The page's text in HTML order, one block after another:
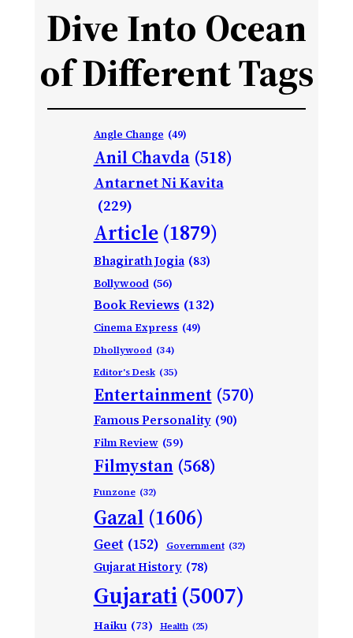
Dive Into Ocean
of Different Tags
Angle Change (49)
Anil Chavda (518)
Antarnet Ni Kavita
(229)
Article (1879)
Bhagirath Jogia (83)
Bollywood (56)
Book Reviews (132)
Cinema Express (49)
Dhollywood (34)
Editor's Desk (35)
Entertainment (570)
Famous Personality (90)
Film Review (59)
Filmystan (568)
Funzone (32)
Gazal (1606)
Geet (152) Government (32)
Gujarat History (78)
Gujarati(5007)
Haiku (73) Health (25)